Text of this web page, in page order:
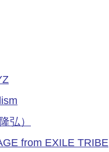
弘）
from EXILE TRIBE